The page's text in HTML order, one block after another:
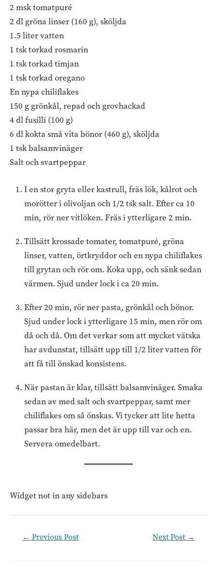
2 msk tomatpuré
2 dl gröna linser (160 g), sköljda
1.5 liter vatten
1 tsk torkad rosmarin
1 tsk torkad timjan
1 tsk torkad oregano
En nypa chiliflakes
150 g grönkål, repad och grovhackad
4 dl fusilli (100 g)
6 dl kokta små vita bönor (460 g), sköljda
1 tsk balsamvinäger
Salt och svartpeppar
I en stor gryta eller kastrull, fräs lök, kålrot och
morötter i olivoljan och 1/2 tsk salt. Efter ca 10
min, rör ner vitlöken. Fräs i ytterligare 2 min.
Tillsätt krossade tomater, tomatpuré, gröna
linser, vatten, örtkryddor och en nypa chiliflakes
till grytan och rör om. Koka upp, och sänk sedan
värmen. Sjud under lock i ca 20 min.
Efter 20 min, rör ner pasta, grönkål och bönor.
Sjud under lock i ytterligare 15 min, men rör om
då och då. Om det verkar som att mycket vätska
har avdunstat, tillsätt upp till 1/2 liter vatten för
att få till önskad konsistens.
När pastan är klar, tillsätt balsamvinäger. Smaka
sedan av med salt och svartpeppar, samt mer
chiliflakes om så önskas. Vi tycker att lite hetta
passar bra här, men det är upp till var och en.
Servera omedelbart.
Widget not in any sidebars
← Previous Post Next Post →